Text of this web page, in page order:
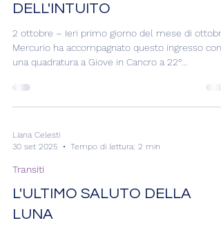
Liana Celesti
2 ott 2025
Tempo di lettura: 2 min
Transiti
LA CONGIUNZIONE
DELL'INTUITO
2 ottobre – Ieri primo giorno del mese di
Mercurio ha accompagnato questo ingresso con